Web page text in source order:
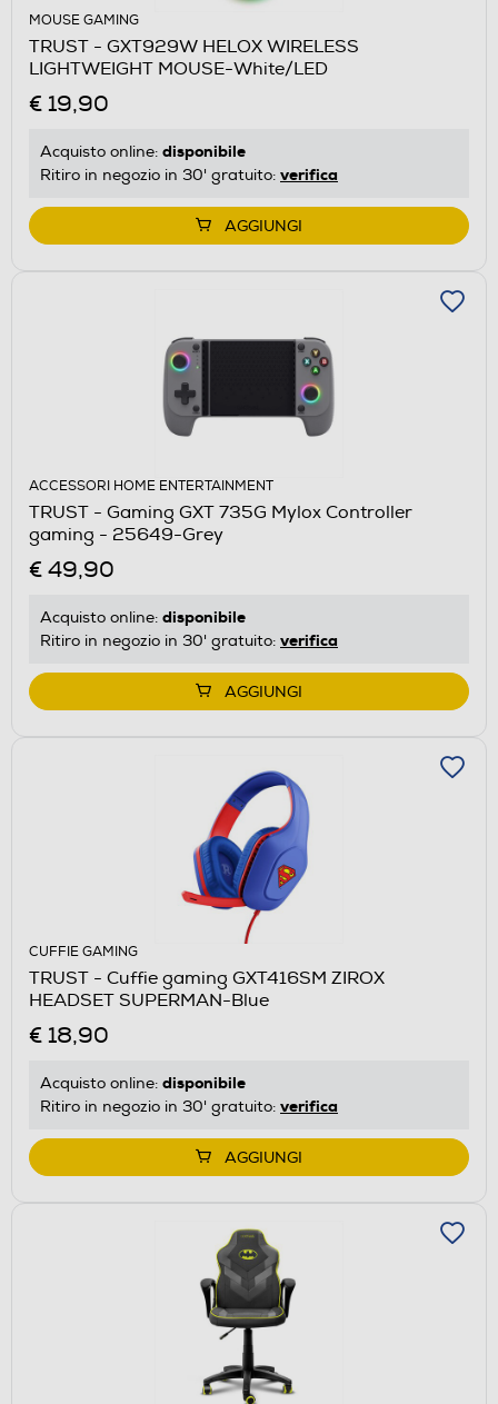
MOUSE GAMING
TRUST - GXT929W HELOX WIRELESS
LIGHTWEIGHT MOUSE-White/LED
€ 19,90
Acquisto online: disponibile
Ritiro in negozio in 30' gratuito: verifica
AGGIUNGI
ACCESSORI HOME ENTERTAINMENT
TRUST - Gaming GXT 735G Mylox Controller
gaming - 25649-Grey
€ 49,90
Acquisto online: disponibile
Ritiro in negozio in 30' gratuito: verifica
AGGIUNGI
CUFFIE GAMING
TRUST - Cuffie gaming GXT416SM ZIROX
HEADSET SUPERMAN-Blue
€ 18,90
Acquisto online: disponibile
Ritiro in negozio in 30' gratuito: verifica
AGGIUNGI